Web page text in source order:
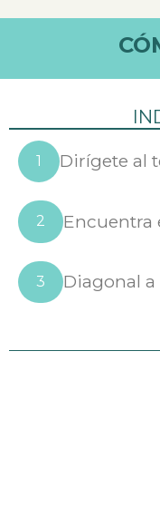
1 Dirígete al
2 Encuentra
3 Diagonal a